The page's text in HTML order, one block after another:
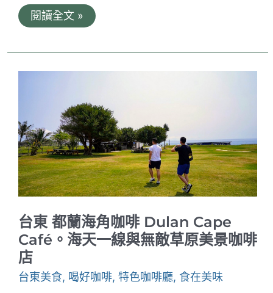
K.Fika
啡
台
悠
閒
咖
啡
館
｜
逛
水
道
博
物
館
來
個
閱讀全文 »
台東 都蘭海角咖啡 Dulan Cape
Café。海天一線與無敵草原美景咖啡
店
台東美食, 喝好咖啡, 特色咖啡廳, 食在美味